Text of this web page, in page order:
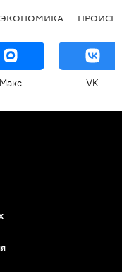
ЭКОНОМИКА
Макс VK